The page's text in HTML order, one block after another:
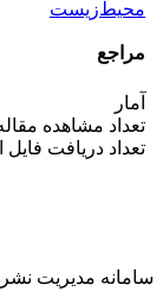
محیط‌زیست
مراجع
آمار
تعداد مشاهده مقاله:
تعداد دریافت فایل
سامانه مدیریت